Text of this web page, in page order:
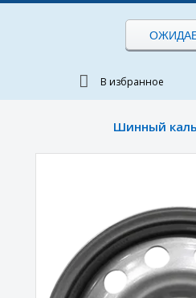
В избранное
Шинный